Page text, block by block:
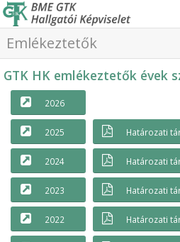
Emlékeztetők
GTK HK emlékeztetők évek
2026
2025 Határozati
2024 Határozati
2023 Határozati
2022 Határozati